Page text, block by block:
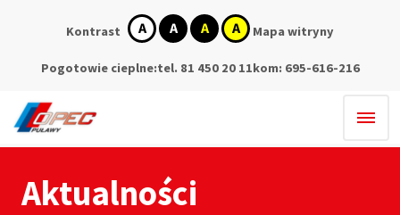
Kontrast
kontrast
domyślny
kontrast
biały
na
kontrast
czarny
na
kontrast
żółty
na
Mapa witryny
Pogotowie cieplne:tel. 81 450 20 11kom: 695-616-216
Aktualności